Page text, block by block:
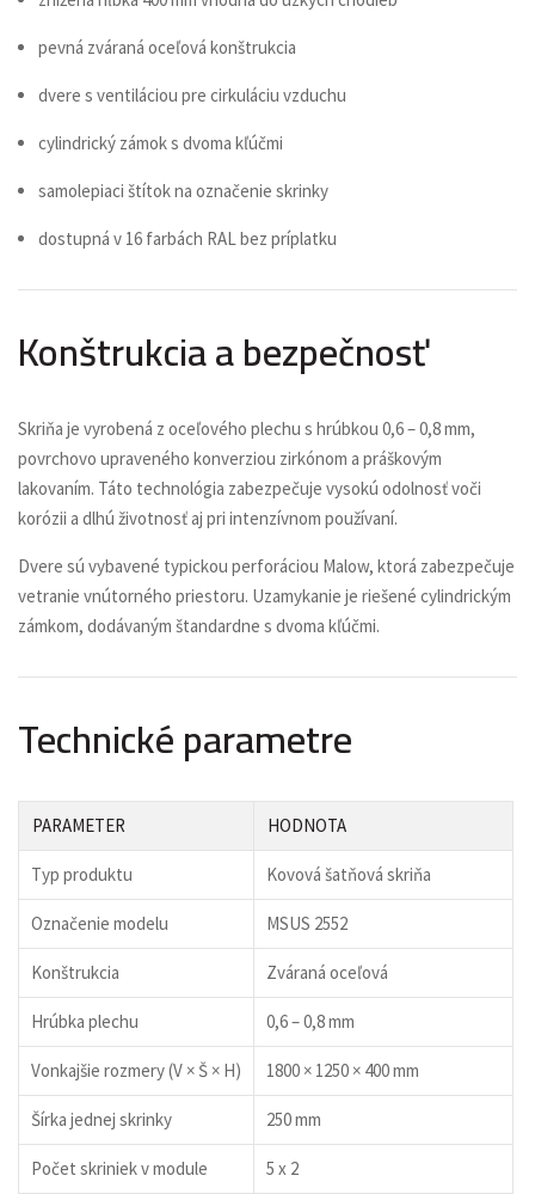
pevná zváraná oceľová konštrukcia
dvere s ventiláciou pre cirkuláciu vzduchu
cylindrický zámok s dvoma kľúčmi
samolepiaci štítok na označenie skrinky
dostupná v 16 farbách RAL bez príplatku
Konštrukcia a bezpečnosť
Skriňa je vyrobená z oceľového plechu s hrúbkou 0,6 – 0,8 mm,
povrchovo upraveného konverziou zirkónom a práškovým
lakovaním. Táto technológia zabezpečuje vysokú odolnosť voči
korózii a dlhú životnosť aj pri intenzívnom používaní.
Dvere sú vybavené typickou perforáciou Malow, ktorá zabezpečuje
vetranie vnútorného priestoru. Uzamykanie je riešené cylindrickým
zámkom, dodávaným štandardne s dvoma kľúčmi.
Technické parametre
PARAMETER HODNOTA
Typ produktu Kovová šatňová skriňa
Označenie modelu MSUS 2552
Konštrukcia Zváraná oceľová
Hrúbka plechu 0,6 – 0,8 mm
Vonkajšie rozmery (V × Š × H) 1800 × 1250 × 400 mm
Šírka jednej skrinky 250 mm
Počet skriniek v module 5 x 2